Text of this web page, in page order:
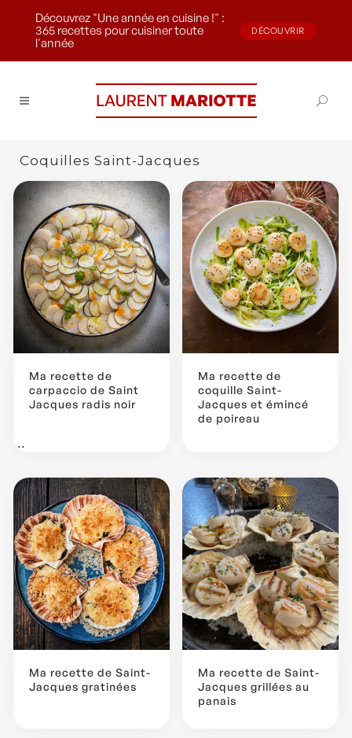
Découvrez "Une année en cuisine !" :
365 recettes pour cuisiner toute
l'année
DÉCOUVRIR
Coquilles Saint-Jacques
Ma recette de
carpaccio de Saint
Jacques radis noir
...
Ma recette de
coquille Saint-
Jacques et émincé
de poireau
Ma recette de Saint-
Jacques gratinées
Ma recette de Saint-
Jacques grillées au
panais